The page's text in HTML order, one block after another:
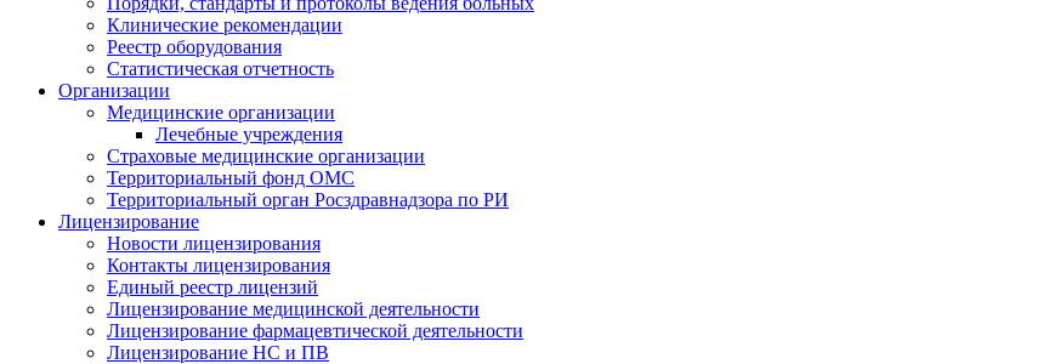
Клинические рекомендации
Реестр оборудования
Статистическая отчетность
Организации
Медицинские организации
Лечебные учреждения
Страховые медицинские организации
Территориальный фонд ОМС
Территориальный орган Росздравнадзора по РИ
Лицензирование
Новости лицензирования
Контакты лицензирования
Единый реестр лицензий
Лицензирование медицинской деятельности
Лицензирование фармацевтической деятельности
Лицензирование НС и ПВ